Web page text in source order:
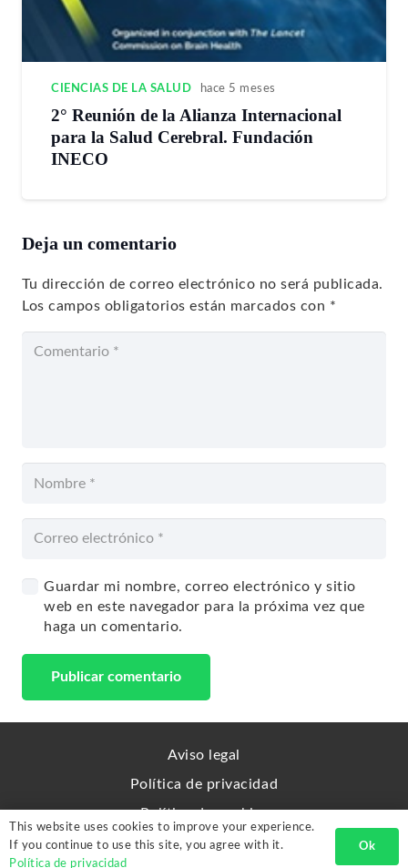
CIENCIAS DE LA SALUD hace 5 meses
2° Reunión de la Alianza Internacional
para la Salud Cerebral. Fundación
INECO
Deja un comentario
Tu dirección de correo electrónico no será publicada.
Los campos obligatorios están marcados con *
Guardar mi nombre, correo electrónico y sitio
web en este navegador para la próxima vez que
haga un comentario.
Publicar comentario
Aviso legal
Política de privacidad
Política de cookies
Sitemap
This website uses cookies to improve your experience.
If you continue to use this site, you agree with it.
Política de privacidad
Ok